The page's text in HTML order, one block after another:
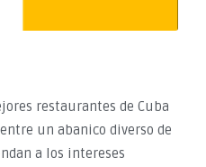
restaurantes de Cuba
un abanico diverso de
a los intereses